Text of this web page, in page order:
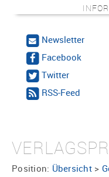
Newsletter
Facebook
Twitter
RSS-Feed
Position: Übersicht>